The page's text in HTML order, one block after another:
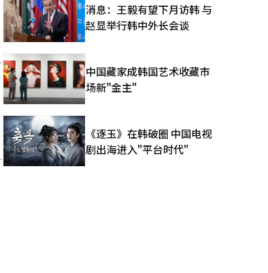
消息：王毅有望下月访韩 与
赵显举行韩中外长会谈
中国藏家成韩国艺术收藏市
场新"金主"
《逐玉》在韩破圈 中国电视
剧出海进入"平台时代"